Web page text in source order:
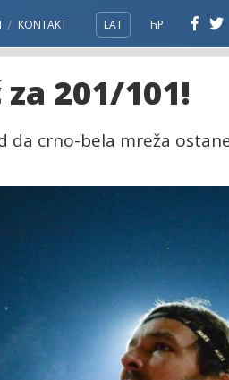
KONTAKT LAT ЋР
201/101!
da crno-bela mreža